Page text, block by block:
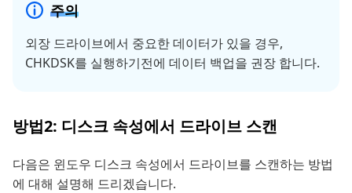
주의
외장 드라이브에서 중요한 데이터가 있을 경우,
CHKDSK를 실행하기전에 데이터 백업을 권장 합니다.
방법2: 디스크 속성에서 드라이브 스캔
다음은 윈도우 디스크 속성에서 드라이브를 스캔하는 방법
에 대해 설명해 드리겠습니다.